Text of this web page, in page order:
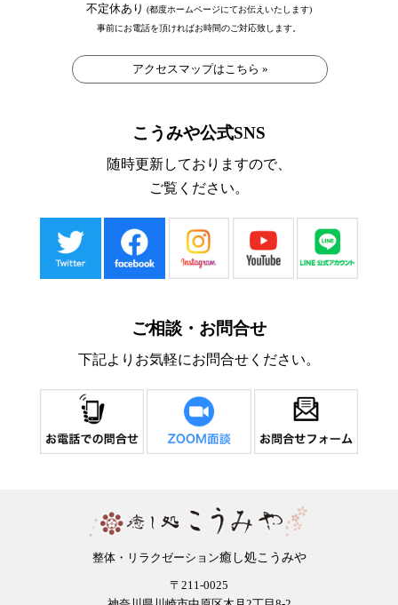
不定休あり (都度ホームページにてお伝えいたします)
事前にお電話を頂ければお時間のご対応致します。
アクセスマップはこちら »
こうみや公式SNS
随時更新しておりますので、
ご覧ください。
ご相談・お問合せ
下記よりお気軽にお問合せください。
整体・リラクゼーション癒し処こうみや
〒211-0025